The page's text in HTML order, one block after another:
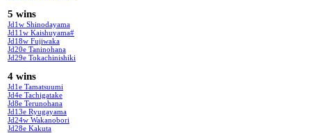
5 wins
Jd1w Shinodayama
Jd11w Kaishuyama#
Jd18w Fujiwaka
Jd20e Taninohana
Jd29e Tokachinishiki
4 wins
Jd1e Tamatsuumi
Jd4e Tachigatake
Jd8e Terunohana
Jd13e Ryugayama
Jd24w Wakanobori
Jd28e Kakuta